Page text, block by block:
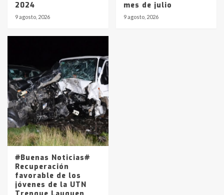
2024
9 agosto, 2026
mes de julio
9 agosto, 2026
#Buenas Noticias#
Recuperación
favorable de los
jóvenes de la UTN